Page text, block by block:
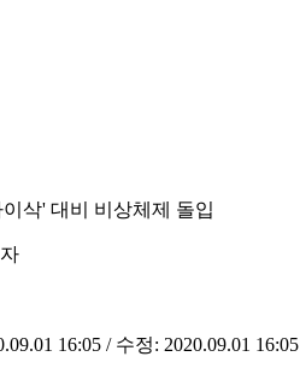
삭' 대비 비상체제 돌입
16:05 / 수정: 2020.09.01 16:05